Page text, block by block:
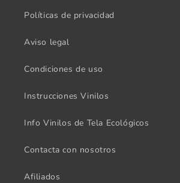
Políticas de privacidad
Aviso legal
Condiciones de uso
Instrucciones Vinilos
Info Vinilos de Tela Ecológicos
Contacta con nosotros
Afiliados